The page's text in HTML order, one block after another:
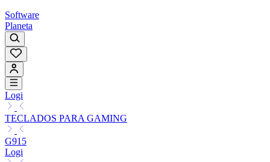
Software
Planeta
Logi
TECLADOS PARA GAMING
G915
Logi